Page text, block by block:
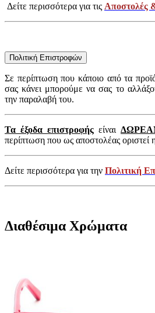
Δείτε περισσότερα για τις Αποστολές
Πολιτική Επιστροφών
Σε περίπτωση που κάποιο από τα
σας κάνει μπορούμε να σας το
την παραλαβή του.
Τα έξοδα επιστροφής είναι
περίπτωση που ως αποστολέας
Δείτε περισσότερα για την Πολιτική
Διαθέσιμα Χρώματα